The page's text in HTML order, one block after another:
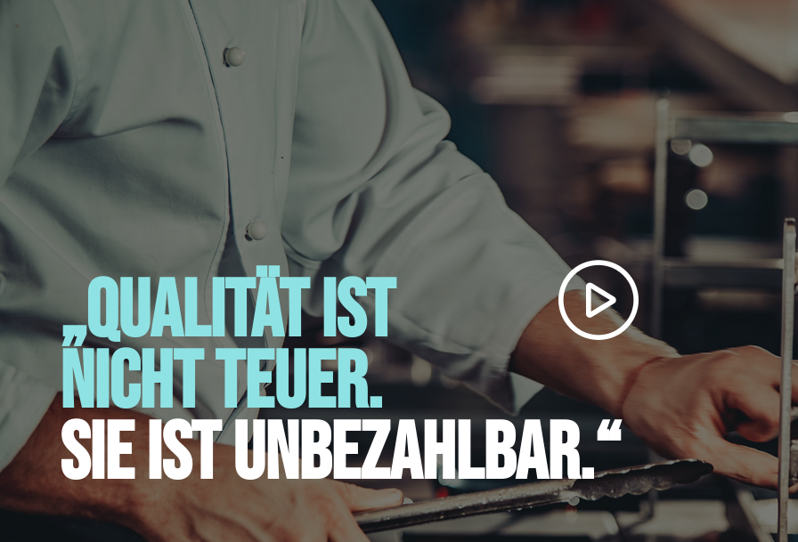
Bedienungsanleitung
Technische Bedienungsanleitung PDF Herunterladen
„Qualität ist
nicht teuer.
Sie ist unbezahlbar.“